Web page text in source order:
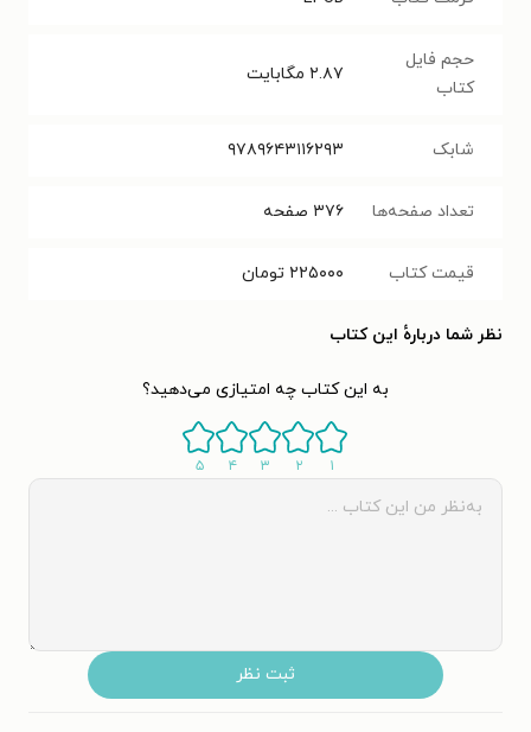
حجم فایل
کتاب
۲.۸۷ مگابایت
شابک ۹۷۸۹۶۴۳۱۱۶۲۹۳
تعداد صفحه‌ها ۳۷۶ صفحه
قیمت کتاب ۲۲۵۰۰۰ تومان
نظر شما دربارهٔ این کتاب
به این کتاب چه امتیازی می‌دهید؟
۱ ۲ ۳ ۴ ۵
ثبت نظر